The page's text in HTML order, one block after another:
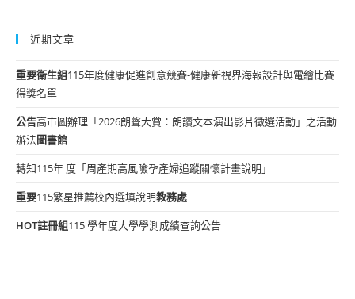
近期文章
重要衛生組115年度健康促進創意競賽-健康新視界海報設計與電繪比賽
得獎名單
公告高市圖辦理「2026朗聲大賞：朗讀文本演出影片徵選活動」之活動
辦法圖書館
轉知115年 度「周產期高風險孕產婦追蹤關懷計畫說明」
重要115繁星推薦校內選填說明教務處
HOT註冊組115 學年度大學學測成績查詢公告